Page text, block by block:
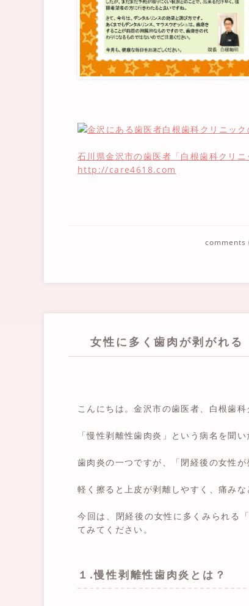
石川県金沢市の歯医者「白根歯科クリニ
http://care4618.com
comments
女性に多く歯肉が剥がれる
こんにちは。金沢市の歯医者、白根歯
「慢性剥離性歯肉炎」という病名を聞
歯肉炎の一つですが、「閉経後の女性
軽く擦ると上皮が剥離しやすく、痛み
今回は、閉経後の女性に多くみられる
てみてください。
１.慢性剥離性歯肉炎とは？